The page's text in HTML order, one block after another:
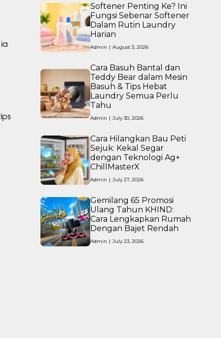
Softener Penting Ke? Ini
Fungsi Sebenar Softener
Dalam Rutin Laundry
Harian
Admin | August 3, 2026
Cara Basuh Bantal dan
Teddy Bear dalam Mesin
Basuh & Tips Hebat
Laundry Semua Perlu
Tahu
Admin | July 30, 2026
Cara Hilangkan Bau Peti
Sejuk: Kekal Segar
dengan Teknologi Ag+
ChillMasterX
Admin | July 27, 2026
Gemilang 65 Promosi
Ulang Tahun KHIND:
Cara Lengkapkan Rumah
Dengan Bajet Rendah
Admin | July 23, 2026